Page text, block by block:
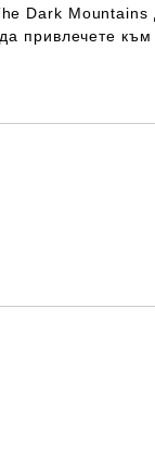
Dark Mountains
привлечете към